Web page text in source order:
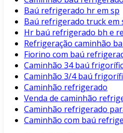
Baú refrigerado hr em sp
Baú refrigerado truck em
Hr baú refrigerado bh e
Refrigeração caminhão
Fiorino com baú
Caminhão 34 baú
Caminhão 3/4 baú
Caminhão refrigerado
Venda de caminhão
Caminhão refrigerado
Caminhão com baú